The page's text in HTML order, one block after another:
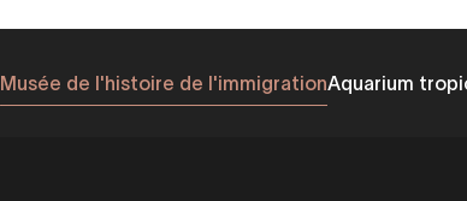
Musée de l'histoire de l'immigrationAquarium